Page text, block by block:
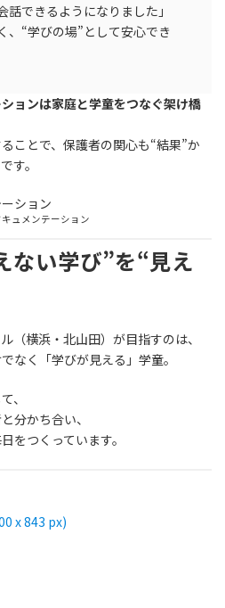
話できるようになりました」
、“学びの場”として安心でき
ョンは家庭と学童をつなぐ架け橋
ことで、保護者の関心も“結果”か
す。
ュメンテーション
い学び”を“見え
（横浜・北山田）が目指すのは、
なく「学びが見える」学童。
、
分かち合い、
をつくっています。